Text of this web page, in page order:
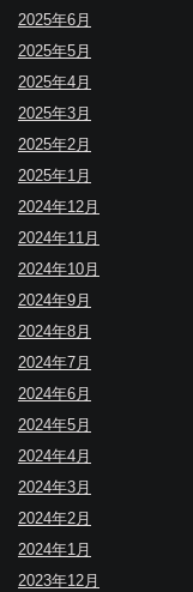
2025年6月
2025年5月
2025年4月
2025年3月
2025年2月
2025年1月
2024年12月
2024年11月
2024年10月
2024年9月
2024年8月
2024年7月
2024年6月
2024年5月
2024年4月
2024年3月
2024年2月
2024年1月
2023年12月